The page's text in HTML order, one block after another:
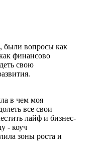
были вопросы как
финансово
свою
в чем моя
все свои
лайф и бизнес-
- коуч
зоны роста и